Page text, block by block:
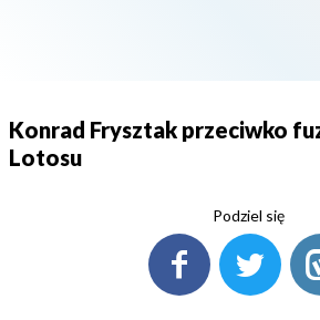
Konrad Frysztak przeciwko
Lotosu
Podziel się